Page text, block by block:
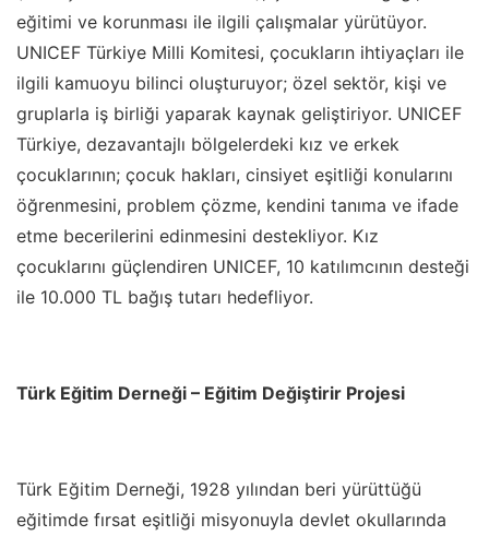
eğitimi ve korunması ile ilgili çalışmalar yürütüyor.
UNICEF Türkiye Milli Komitesi, çocukların ihtiyaçları ile
ilgili kamuoyu bilinci oluşturuyor; özel sektör, kişi ve
gruplarla iş birliği yaparak kaynak geliştiriyor. UNICEF
Türkiye, dezavantajlı bölgelerdeki kız ve erkek
çocuklarının; çocuk hakları, cinsiyet eşitliği konularını
öğrenmesini, problem çözme, kendini tanıma ve ifade
etme becerilerini edinmesini destekliyor. Kız
çocuklarını güçlendiren UNICEF, 10 katılımcının desteği
ile 10.000 TL bağış tutarı hedefliyor.
Türk Eğitim Derneği – Eğitim Değiştirir Projesi
Türk Eğitim Derneği, 1928 yılından beri yürüttüğü
eğitimde fırsat eşitliği misyonuyla devlet okullarında